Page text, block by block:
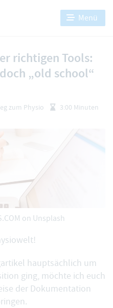
Menü
richtigen Tools:
„old school“
zum Physio 3:00 Minuten
on Unsplash
hauptsächlich um
ging, möchte ich euch
der Dokumentation